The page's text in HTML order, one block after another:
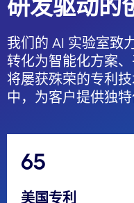
研发驱动的
我们的 AI 实验室致
转化为智能化方案
将屡获殊荣的专利
中，为客户提供独特
65
美国专利